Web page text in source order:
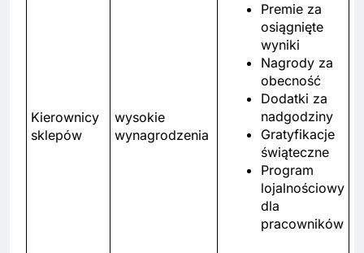
Kierownicy
sklepów
wysokie
wynagrodzenia
Premie za
osiągnięte
wyniki
Nagrody za
obecność
Dodatki za
nadgodziny
Gratyfikacje
świąteczne
Program
lojalnościowy
dla
pracowników